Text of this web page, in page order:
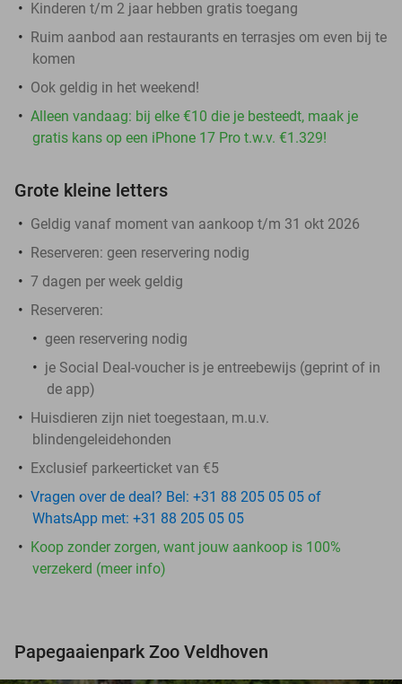
Kinderen t/m 2 jaar hebben gratis toegang
Ruim aanbod aan restaurants en terrasjes om even bij te
komen
Ook geldig in het weekend!
Alleen vandaag: bij elke €10 die je besteedt, maak je
gratis kans op een iPhone 17 Pro t.w.v. €1.329!
Grote kleine letters
Geldig vanaf moment van aankoop t/m 31 okt 2026
Reserveren: geen reservering nodig
7 dagen per week geldig
Reserveren:
geen reservering nodig
je Social Deal-voucher is je entreebewijs (geprint of in
de app)
Huisdieren zijn niet toegestaan, m.u.v.
blindengeleidehonden
Exclusief parkeerticket van €5
Vragen over de deal? Bel: +31 88 205 05 05 of
WhatsApp met: +31 88 205 05 05
Koop zonder zorgen, want jouw aankoop is 100%
verzekerd (meer info)
Papegaaienpark Zoo Veldhoven